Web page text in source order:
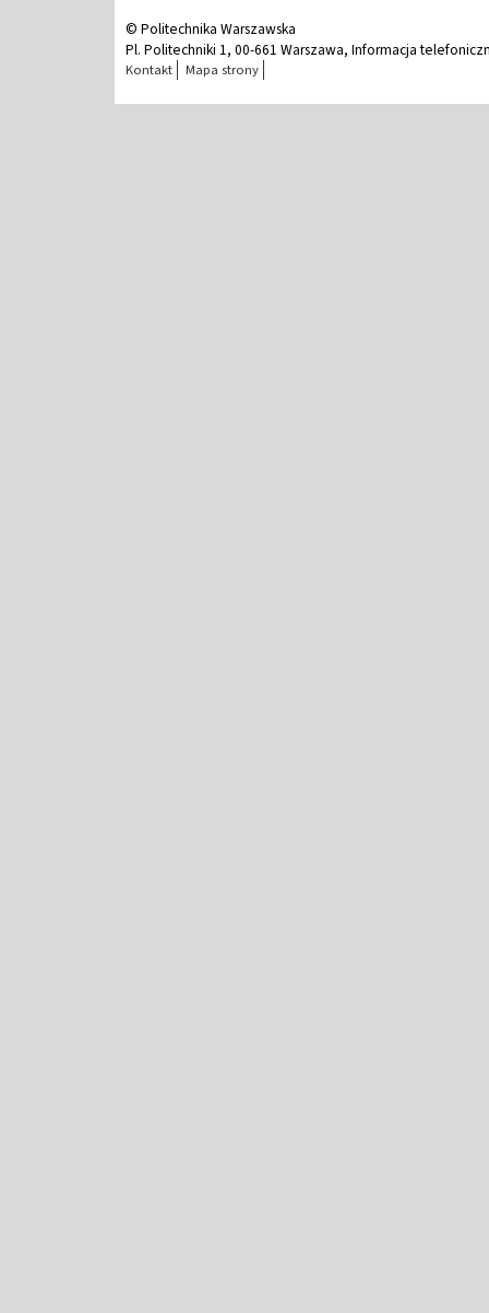
© Politechnika Warszawska
Pl. Politechniki 1, 00-661 Warszawa, Informacja
Kontakt Mapa strony